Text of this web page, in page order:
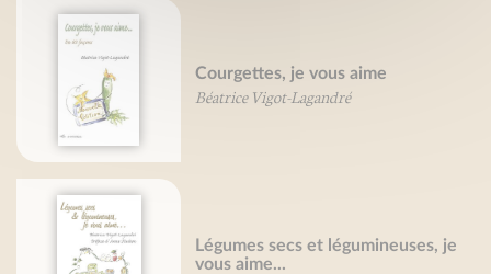
Courgettes, je vous aime
Béatrice Vigot-Lagandré
Légumes secs et légumineuses, je
vous aime...